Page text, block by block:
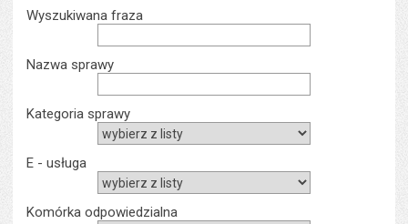
Wyszukiwarka
Wyszukiwana fraza
Nazwa sprawy
Kategoria sprawy
E - usługa
Komórka odpowiedzialna